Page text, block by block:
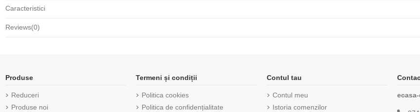
Caracteristici
Reviews(0)
Produse
Reduceri
Produse noi
Termeni și condiții
Politica cookies
Politica de confidențialitate
Contul tau
Contul meu
Istoria comenzilor